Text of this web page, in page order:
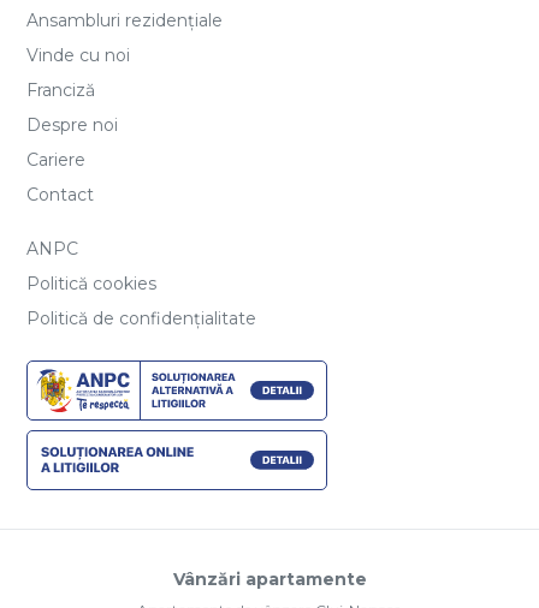
Ansambluri rezidențiale
Vinde cu noi
Franciză
Despre noi
Cariere
Contact
ANPC
Politică cookies
Politică de confidențialitate
Vânzări apartamente